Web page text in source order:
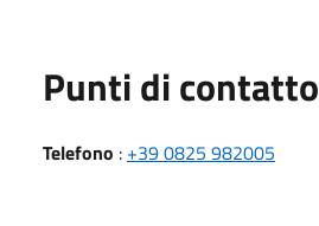
Punti di contatto
Telefono : +39 0825 982005